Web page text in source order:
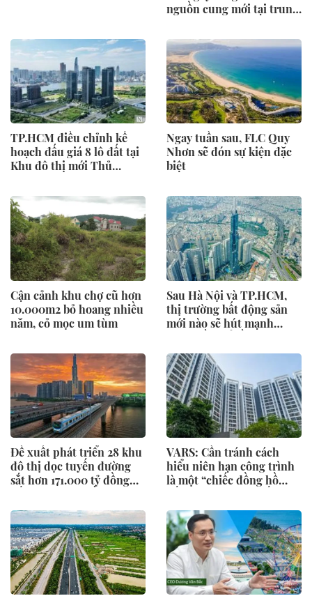
nguồn cung mới tại trung
TP.HCM điều chỉnh kế
hoạch đấu giá 8 lô đất tại
Khu đô thị mới Thủ
Ngay tuần sau, FLC Quy
Nhơn sẽ đón sự kiện đặc
biệt
Cận cảnh khu chợ cũ hơn
10.000m2 bỏ hoang nhiều
năm, cỏ mọc um tùm
Sau Hà Nội và TP.HCM,
thị trường bất động sản
mới nào sẽ hút mạnh
Đề xuất phát triển 28 khu
đô thị dọc tuyến đường
sắt hơn 171.000 tỷ đồng
VARS: Cần tránh cách
hiểu niên hạn công trình
là một “chiếc đồng hồ
hạn sử dụng không đồng
nghĩa với việc công trình
mặc nhiên bị phá dỡ